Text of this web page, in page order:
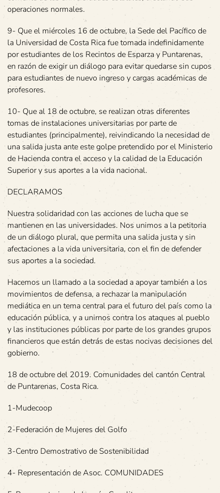
operaciones normales.
9- Que el miércoles 16 de octubre, la Sede del Pacífico de
la Universidad de Costa Rica fue tomada indefinidamente
por estudiantes de los Recintos de Esparza y Puntarenas,
en razón de exigir un diálogo para evitar quedarse sin cupos
para estudiantes de nuevo ingreso y cargas académicas de
profesores.
10- Que al 18 de octubre, se realizan otras diferentes
tomas de instalaciones universitarias por parte de
estudiantes (principalmente), reivindicando la necesidad de
una salida justa ante este golpe pretendido por el Ministerio
de Hacienda contra el acceso y la calidad de la Educación
Superior y sus aportes a la vida nacional.
DECLARAMOS
Nuestra solidaridad con las acciones de lucha que se
mantienen en las universidades. Nos unimos a la petitoria
de un diálogo plural, que permita una salida justa y sin
afectaciones a la vida universitaria, con el fin de defender
sus aportes a la sociedad.
Hacemos un llamado a la sociedad a apoyar también a los
movimientos de defensa, a rechazar la manipulación
mediática en un tema central para el futuro del país como la
educación pública, y a unirnos contra los ataques al pueblo
y las instituciones públicas por parte de los grandes grupos
financieros que están detrás de estas nocivas decisiones del
gobierno.
18 de octubre del 2019. Comunidades del cantón Central
de Puntarenas, Costa Rica.
1-Mudecoop
2-Federación de Mujeres del Golfo
3-Centro Demostrativo de Sostenibilidad
4- Representación de Asoc. COMUNIDADES